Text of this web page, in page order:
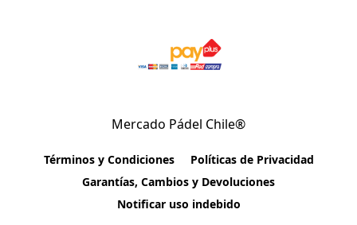
Mercado Pádel Chile®
Términos y Condiciones
Políticas de Privacidad
Garantías, Cambios y Devoluciones
Notificar uso indebido